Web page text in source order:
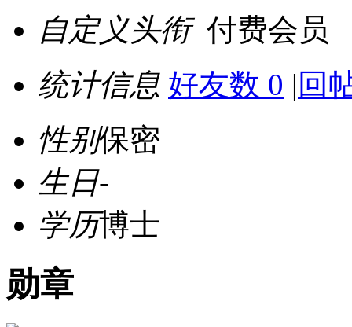
自定义头衔 付费会员
统计信息 好友数 0 | 回
性别保密
生日-
学历博士
勋章